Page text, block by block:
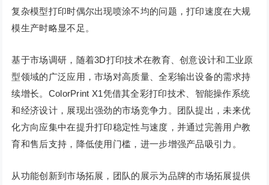
复杂模型打印时偶尔出现喷涂不均的问题，打印速度在大规
模生产时略显不足。
基于市场调研，随着3D打印技术在教育、创意设计和工业原
型领域的广泛应用，市场对高质量、全彩输出设备的需求持
续增长。ColorPrint X1凭借其全彩打印技术、智能操作系统
和经济设计，展现出强劲的市场竞争力。团队提出，未来优
化方向应集中在提升打印稳定性与速度，并通过完善用户教
育和售后支持，降低使用门槛，进一步增强产品吸引力。
从功能创新到市场拓展，团队的展示为品牌的市场拓展提供